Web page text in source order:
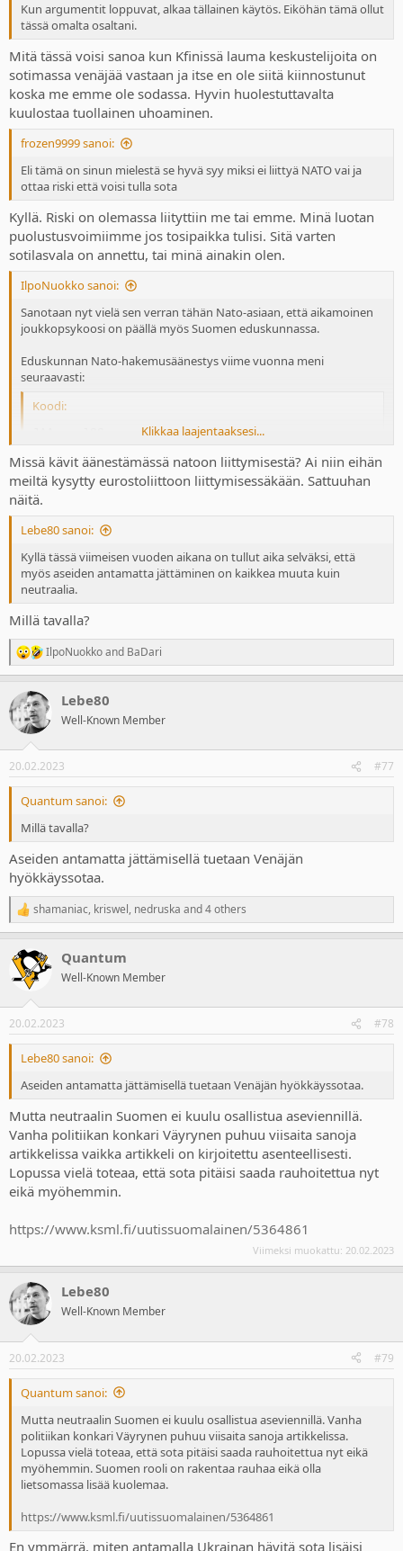
Kun argumentit loppuvat, alkaa tällainen käytös. Eiköhän tämä ollut
tässä omalta osaltani.
Mitä tässä voisi sanoa kun Kfinissä lauma keskustelijoita on
sotimassa venäjää vastaan ja itse en ole siitä kiinnostunut
koska me emme ole sodassa. Hyvin huolestuttavalta
kuulostaa tuollainen uhoaminen.
frozen9999 sanoi:
Eli tämä on sinun mielestä se hyvä syy miksi ei liittyä NATO vai ja
ottaa riski että voisi tulla sota
Kyllä. Riski on olemassa liityttiin me tai emme. Minä luotan
puolustusvoimiimme jos tosipaikka tulisi. Sitä varten
sotilasvala on annettu, tai minä ainakin olen.
IlpoNuokko sanoi:
Sanotaan nyt vielä sen verran tähän Nato-asiaan, että aikamoinen
joukkopsykoosi on päällä myös Suomen eduskunnassa.
Eduskunnan Nato-hakemusäänestys viime vuonna meni
seuraavasti:
Koodi:
EI       8
TYHJIÄ   0
POISSA   3
Lisäksi Suomen kansasta n. 60 % oli jäsenyyden kannalla. Aika
selkeää mielestäni. Enemmistön mukaan mennään.
Klikkaa laajentaaksesi...
Missä kävit äänestämässä natoon liittymisestä? Ai niin eihän
meiltä kysytty eurostoliittoon liittymisessäkään. Sattuuhan
näitä.
Lebe80 sanoi:
Kyllä tässä viimeisen vuoden aikana on tullut aika selväksi, että
myös aseiden antamatta jättäminen on kaikkea muuta kuin
neutraalia.
Millä tavalla?
R
e
c
t
i
s
:
IlpoNuokkoand BaDari
Lebe80
Well-Known Member
20.02.2023 #77
Quantum sanoi:
Millä tavalla?
Aseiden antamatta jättämisellä tuetaan Venäjän
hyökkäyssotaa.
R
e
c
t
i
s
:
shamaniac, kriswel, nedruska and 4 others
Quantum
Well-Known Member
20.02.2023 #78
Lebe80 sanoi:
Aseiden antamatta jättämisellä tuetaan Venäjän hyökkäyssotaa.
Mutta neutraalin Suomen ei kuulu osallistua aseviennillä.
Vanha politiikan konkari Väyrynen puhuu viisaita sanoja
artikkelissa vaikka artikkeli on kirjoitettu asenteellisesti.
Lopussa vielä toteaa, että sota pitäisi saada rauhoitettua nyt
eikä myöhemmin.
https://www.ksml.fi/uutissuomalainen/5364861
Viimeksi muokattu: 20.02.2023
Lebe80
Well-Known Member
20.02.2023 #79
Quantum sanoi:
Mutta neutraalin Suomen ei kuulu osallistua aseviennillä. Vanha
politiikan konkari Väyrynen puhuu viisaita sanoja artikkelissa.
Lopussa vielä toteaa, että sota pitäisi saada rauhoitettua nyt eikä
myöhemmin. Suomen rooli on rakentaa rauhaa eikä olla
lietsomassa lisää kuolemaa.
https://www.ksml.fi/uutissuomalainen/5364861
En ymmärrä, miten antamalla Ukrainan hävitä sota lisäisi